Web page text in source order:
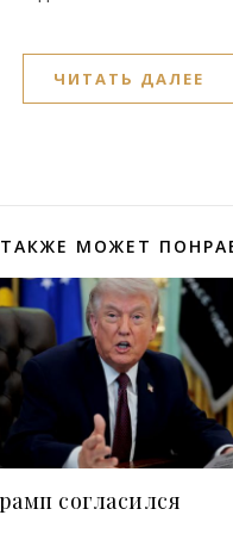
ЧИТАТЬ ДАЛЕЕ
МОЖЕТ
согласился